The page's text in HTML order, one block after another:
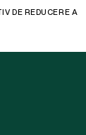
DE REDUCERE A